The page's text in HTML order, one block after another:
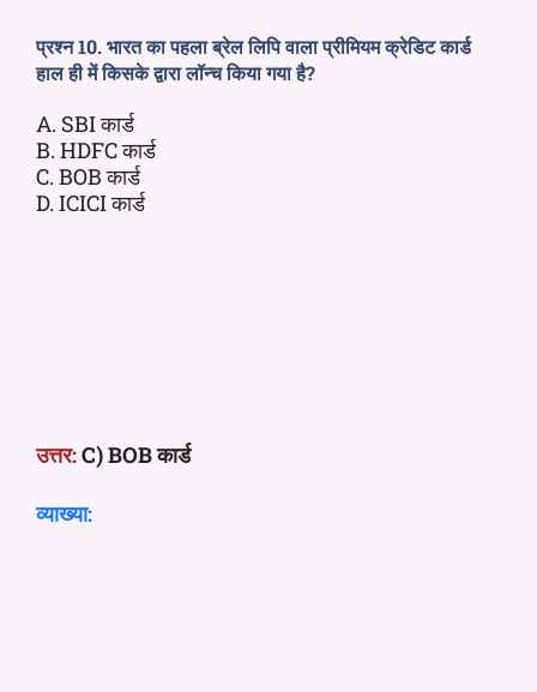
प्रश्न 10. भारत का पहला ब्रेल लिपि वाला प्रीमियम क्रेडिट कार्ड
हाल ही में किसके द्वारा लॉन्च किया गया है?
A. SBI कार्ड
B. HDFC कार्ड
C. BOB कार्ड
D. ICICI कार्ड
उत्तर:C) BOB कार्ड
व्याख्या: